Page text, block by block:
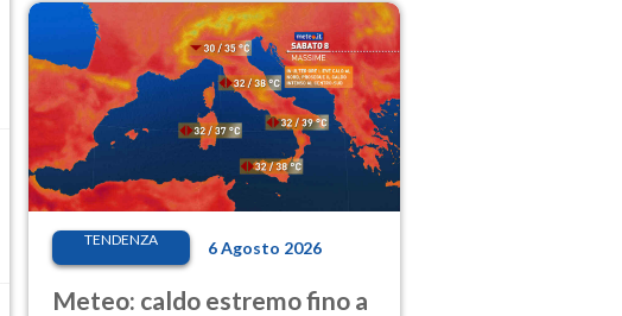
TENDENZA 6 Agosto 2026
Meteo: caldo estremo fino a